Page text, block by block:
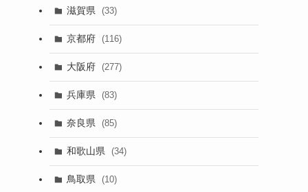
滋賀県 (33)
京都府 (116)
大阪府 (277)
兵庫県 (83)
奈良県 (85)
和歌山県 (34)
鳥取県 (10)